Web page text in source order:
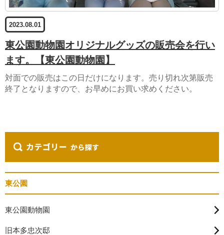
2023.08.01
東公園動物園オリジナルグッズの販売会を行い
ます。【東公園動物園】
対面での販売はこの日だけになります。売り切れ次第販売
終了となりますので、お早めにお買い求めください。
東公園
東公園動物園
旧本多忠次邸